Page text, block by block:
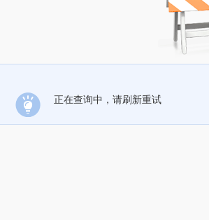
正在查询中，请刷新重试